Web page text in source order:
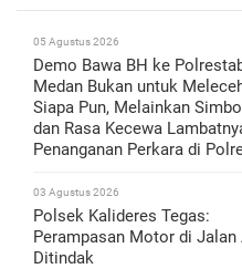
05 Agustus 2026
Demo Bawa BH ke
Medan Bukan untuk
Siapa Pun, Melainkan
dan Rasa Kecewa
Penanganan Perkara di
03 Agustus 2026
Polsek Kalideres Tegas:
Perampasan Motor di Jalan
Ditindak